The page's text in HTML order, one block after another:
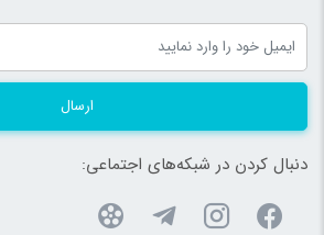
ارسال
دنبال کردن در شبکه‌های اجتماعی: